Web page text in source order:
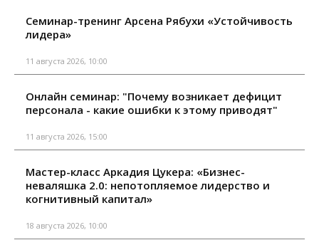
Семинар-тренинг Арсена Рябухи «Устойчивость
лидера»
11 августа 2026, 10:00
Онлайн семинар: "Почему возникает дефицит
персонала - какие ошибки к этому приводят"
11 августа 2026, 15:00
Мастер-класс Аркадия Цукера: «Бизнес-
неваляшка 2.0: непотопляемое лидерство и
когнитивный капитал»
18 августа 2026, 10:00